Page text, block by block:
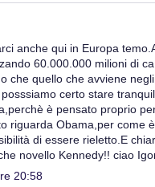
anche qui in Europa
60.000.000 milioni di
che quello che avviene
certo stare
è pensato proprio
riguarda Obama,per come
di essere rieletto.E
novello Kennedy!! ciao
20:58